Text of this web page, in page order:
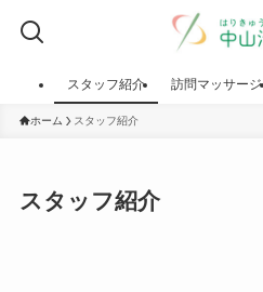
スタッフ紹介 訪問マッサージ
ホーム スタッフ紹介
スタッフ紹介